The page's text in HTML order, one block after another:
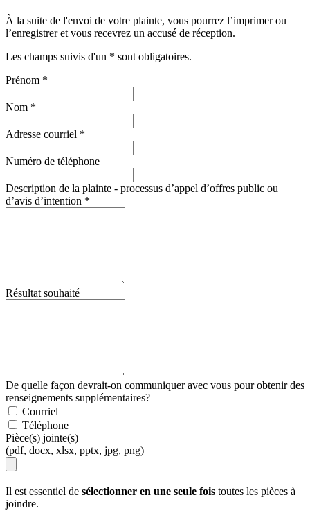
À la suite de l'envoi de votre plainte, vous pourrez l’imprimer ou
l’enregistrer et vous recevrez un accusé de réception.
Les champs suivis d'un * sont obligatoires.
Prénom *
Nom *
Adresse courriel *
Numéro de téléphone
Description de la plainte - processus d’appel d’offres public ou
d’avis d’intention *
Résultat souhaité
De quelle façon devrait-on communiquer avec vous pour obtenir des
renseignements supplémentaires?
Courriel
Téléphone
Pièce(s) jointe(s)
(pdf, docx, xlsx, pptx, jpg, png)
Il est essentiel de sélectionner en une seule fois toutes les pièces à
joindre.